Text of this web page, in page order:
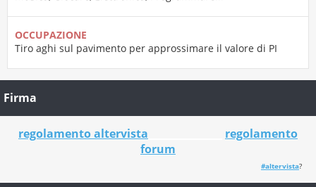
OCCUPAZIONE
Tiro aghi sul pavimento per approssimare il valore di PI
Firma
regolamento altervista
regolamento
forum
#altervista?